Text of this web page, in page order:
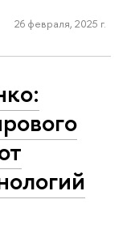
26 февраля, 2025 г.